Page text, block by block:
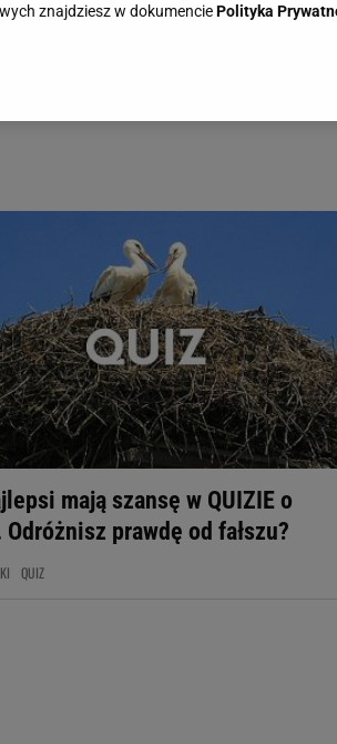
mają szansę w QUIZIE o
prawdę od fałszu?
QUIZ
znajdziesz w dokumenciePolityka
i przechowywanie plików cookie
dane osobowe w następujących
skanowanie charakterystyki urządzenia
do nich. Spersonalizowane reklamy i treści,
Partnerów